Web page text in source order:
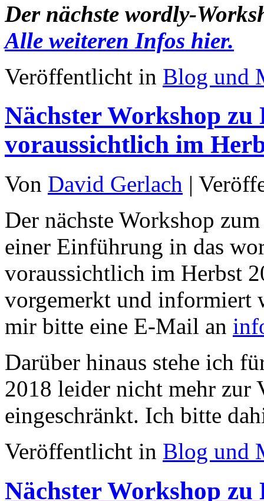
Der nächste wordly-
Alle weiteren Infos hier.
Veröffentlicht in Blog und
Nächster Workshop
voraussichtlich im
Von David Gerlach |
Der nächste Workshop
einer Einführung in das
voraussichtlich im Herbst
vorgemerkt und informiert
mir bitte eine E-Mail an
Darüber hinaus stehe ich
2018 leider nicht mehr zur
eingeschränkt. Ich bitte
Veröffentlicht in Blog und
Nächster Workshop